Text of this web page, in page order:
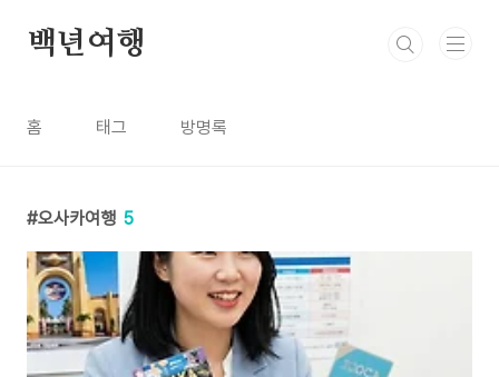
백년여행
홈 태그 방명록
오사카여행 5